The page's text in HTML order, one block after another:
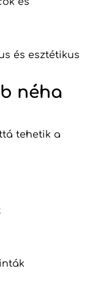
és esztétikus
néha
tehetik a